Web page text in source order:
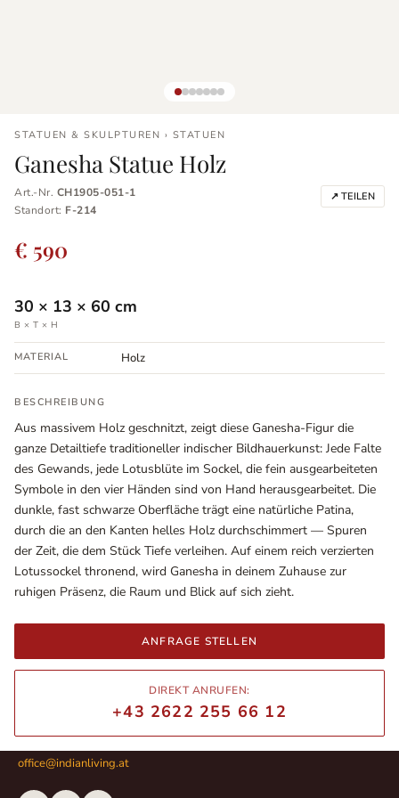
STATUEN & SKULPTUREN › STATUEN
Ganesha Statue Holz
Art.-Nr. CH1905-051-1
Standort: F-214
↗ TEILEN
€ 590
30 × 13 × 60 cm
B × T × H
MATERIAL Holz
BESCHREIBUNG
Aus massivem Holz geschnitzt, zeigt diese Ganesha-Figur die
ganze Detailtiefe traditioneller indischer Bildhauerkunst: Jede Falte
des Gewands, jede Lotusblüte im Sockel, die fein ausgearbeiteten
Symbole in den vier Händen sind von Hand herausgearbeitet. Die
dunkle, fast schwarze Oberfläche trägt eine natürliche Patina,
durch die an den Kanten helles Holz durchschimmert — Spuren
der Zeit, die dem Stück Tiefe verleihen. Auf einem reich verzierten
Lotussockel thronend, wird Ganesha in deinem Zuhause zur
ruhigen Präsenz, die Raum und Blick auf sich zieht.
ANFRAGE STELLEN
DIREKT ANRUFEN:
+43 2622 255 66 12
Wiener Straße – Werkstraße 111
+43 2622 255 66 12
office@indianliving.at